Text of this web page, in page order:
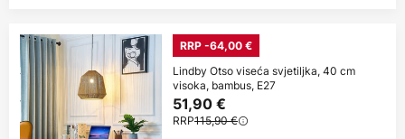
RRP -64,00 €
Lindby Otso viseća svjetiljka, 40 cm
visoka, bambus, E27
51,90 €
RRP115,90 €